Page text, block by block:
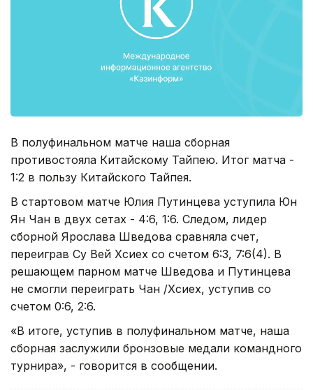
В полуфинальном матче наша сборная
противостояла Китайскому Тайпею. Итог матча -
1:2 в пользу Китайского Тайпея.
В стартовом матче Юлия Путинцева уступила Юн
Ян Чан в двух сетах - 4:6, 1:6. Следом, лидер
сборной Ярослава Шведова сравняла счет,
переиграв Су Вей Хсиех со счетом 6:3, 7:6(4). В
решающем парном матче Шведова и Путинцева
не смогли переиграть Чан /Хсиех, уступив со
счетом 0:6, 2:6.
«В итоге, уступив в полуфинальном матче, наша
сборная заслужили бронзовые медали командного
турнира», - говорится в сообщении.